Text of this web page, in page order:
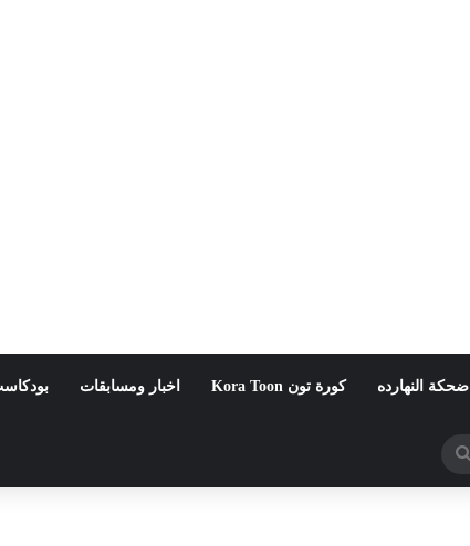
ضحكة النهارده كورة تون Kora Toon اخبار ومسابقات
بحث
عن